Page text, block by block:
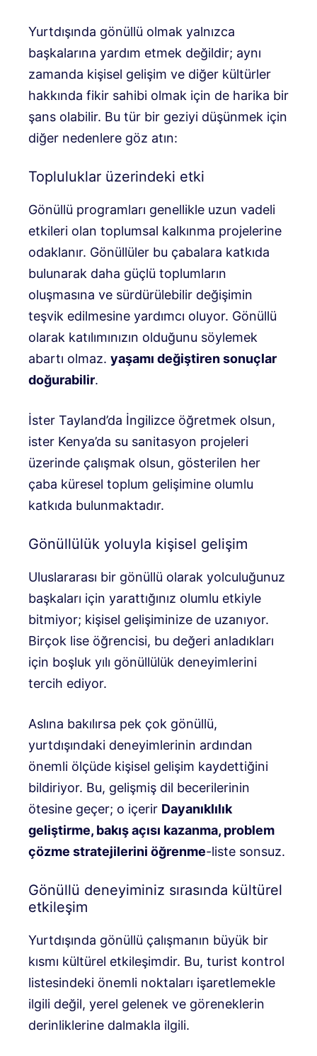
Yurtdışında gönüllü olmak yalnızca
başkalarına yardım etmek değildir; aynı
zamanda kişisel gelişim ve diğer kültürler
hakkında fikir sahibi olmak için de harika bir
şans olabilir. Bu tür bir geziyi düşünmek için
diğer nedenlere göz atın:
Topluluklar üzerindeki etki
Gönüllü programları genellikle uzun vadeli
etkileri olan toplumsal kalkınma projelerine
odaklanır. Gönüllüler bu çabalara katkıda
bulunarak daha güçlü toplumların
oluşmasına ve sürdürülebilir değişimin
teşvik edilmesine yardımcı oluyor. Gönüllü
olarak katılımınızın olduğunu söylemek
abartı olmaz. yaşamı değiştiren sonuçlar
doğurabilir.
İster Tayland’da İngilizce öğretmek olsun,
ister Kenya’da su sanitasyon projeleri
üzerinde çalışmak olsun, gösterilen her
çaba küresel toplum gelişimine olumlu
katkıda bulunmaktadır.
Gönüllülük yoluyla kişisel gelişim
Uluslararası bir gönüllü olarak yolculuğunuz
başkaları için yarattığınız olumlu etkiyle
bitmiyor; kişisel gelişiminize de uzanıyor.
Birçok lise öğrencisi, bu değeri anladıkları
için boşluk yılı gönüllülük deneyimlerini
tercih ediyor.
Aslına bakılırsa pek çok gönüllü,
yurtdışındaki deneyimlerinin ardından
önemli ölçüde kişisel gelişim kaydettiğini
bildiriyor. Bu, gelişmiş dil becerilerinin
ötesine geçer; o içerir Dayanıklılık
geliştirme, bakış açısı kazanma, problem
çözme stratejilerini öğrenme-liste sonsuz.
Gönüllü deneyiminiz sırasında kültürel
etkileşim
Yurtdışında gönüllü çalışmanın büyük bir
kısmı kültürel etkileşimdir. Bu, turist kontrol
listesindeki önemli noktaları işaretlemekle
ilgili değil, yerel gelenek ve göreneklerin
derinliklerine dalmakla ilgili.